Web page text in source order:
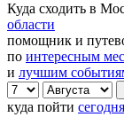
Куда сходить в
области
помощник и
по интересным
и лучшим
куда пойти сегодня